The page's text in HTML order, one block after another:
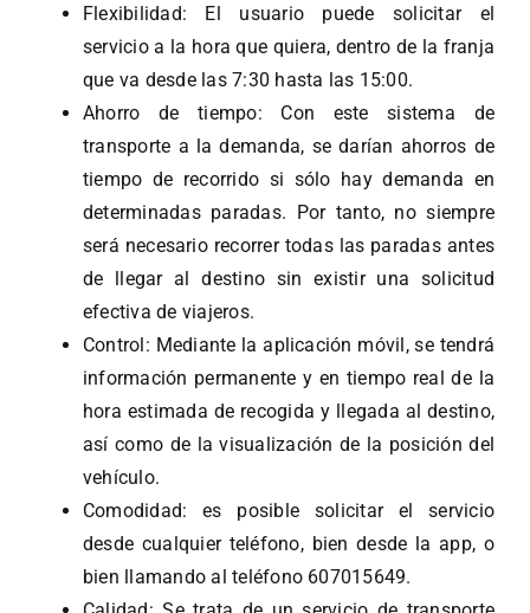
Flexibilidad: El usuario puede solicitar el
servicio a la hora que quiera, dentro de la franja
que va desde las 7:30 hasta las 15:00.
Ahorro de tiempo: Con este sistema de
transporte a la demanda, se darían ahorros de
tiempo de recorrido si sólo hay demanda en
determinadas paradas. Por tanto, no siempre
será necesario recorrer todas las paradas antes
de llegar al destino sin existir una solicitud
efectiva de viajeros.
Control: Mediante la aplicación móvil, se tendrá
información permanente y en tiempo real de la
hora estimada de recogida y llegada al destino,
así como de la visualización de la posición del
vehículo.
Comodidad: es posible solicitar el servicio
desde cualquier teléfono, bien desde la app, o
bien llamando al teléfono 607015649.